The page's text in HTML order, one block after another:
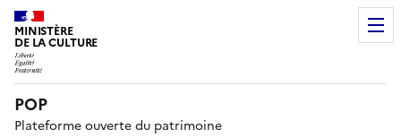
MINISTÈRE
DE LA CULTURE
POP
Plateforme ouverte du patrimoine